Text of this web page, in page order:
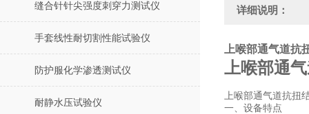
缝合针针尖强度刺穿力测试仪
手套线性耐切割性能试验仪
防护服化学渗透测试仪
耐静水压试验仪
详细说明：
上喉部通气道抗
上喉部通
上喉部通气道抗扭
一、设备特点